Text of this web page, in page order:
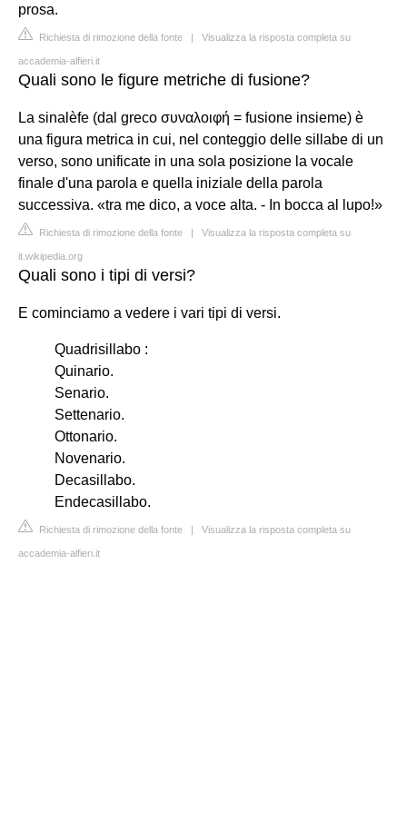
prosa.
Richiesta di rimozione della fonte | Visualizza la risposta completa su
accademia-alfieri.it
Quali sono le figure metriche di fusione?
La sinalèfe (dal greco συναλοιφή = fusione insieme) è
una figura metrica in cui, nel conteggio delle sillabe di un
verso, sono unificate in una sola posizione la vocale
finale d'una parola e quella iniziale della parola
successiva. «tra me dico, a voce alta. - In bocca al lupo!»
Richiesta di rimozione della fonte | Visualizza la risposta completa su
it.wikipedia.org
Quali sono i tipi di versi?
E cominciamo a vedere i vari tipi di versi.
Quadrisillabo :
Quinario.
Senario.
Settenario.
Ottonario.
Novenario.
Decasillabo.
Endecasillabo.
Richiesta di rimozione della fonte | Visualizza la risposta completa su
accademia-alfieri.it